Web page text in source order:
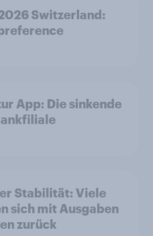
Switzerland:
App: Die sinkende
Stabilität: Viele
sich mit Ausgaben
zurück